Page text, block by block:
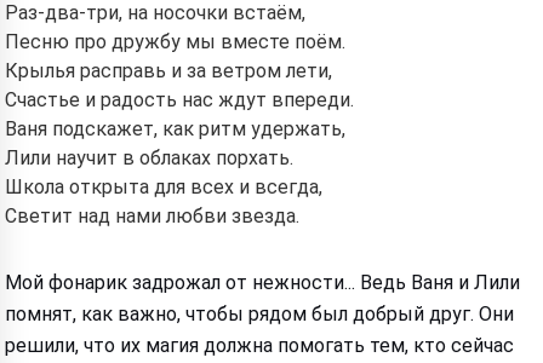
Раз-два-три, на носочки встаём,
Песню про дружбу мы вместе поём.
Крылья расправь и за ветром лети,
Счастье и радость нас ждут впереди.
Ваня подскажет, как ритм удержать,
Лили научит в облаках порхать.
Школа открыта для всех и всегда,
Светит над нами любви звезда.
Мой фонарик задрожал от нежности... Ведь Ваня и Лили
помнят, как важно, чтобы рядом был добрый друг. Они
решили, что их магия должна помогать тем, кто сейчас